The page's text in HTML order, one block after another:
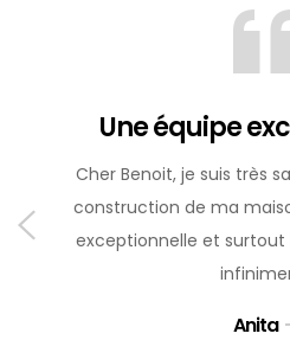
Une équipe
Cher Benoit, je suis très
construction de ma
exceptionnelle et surtout
Anita